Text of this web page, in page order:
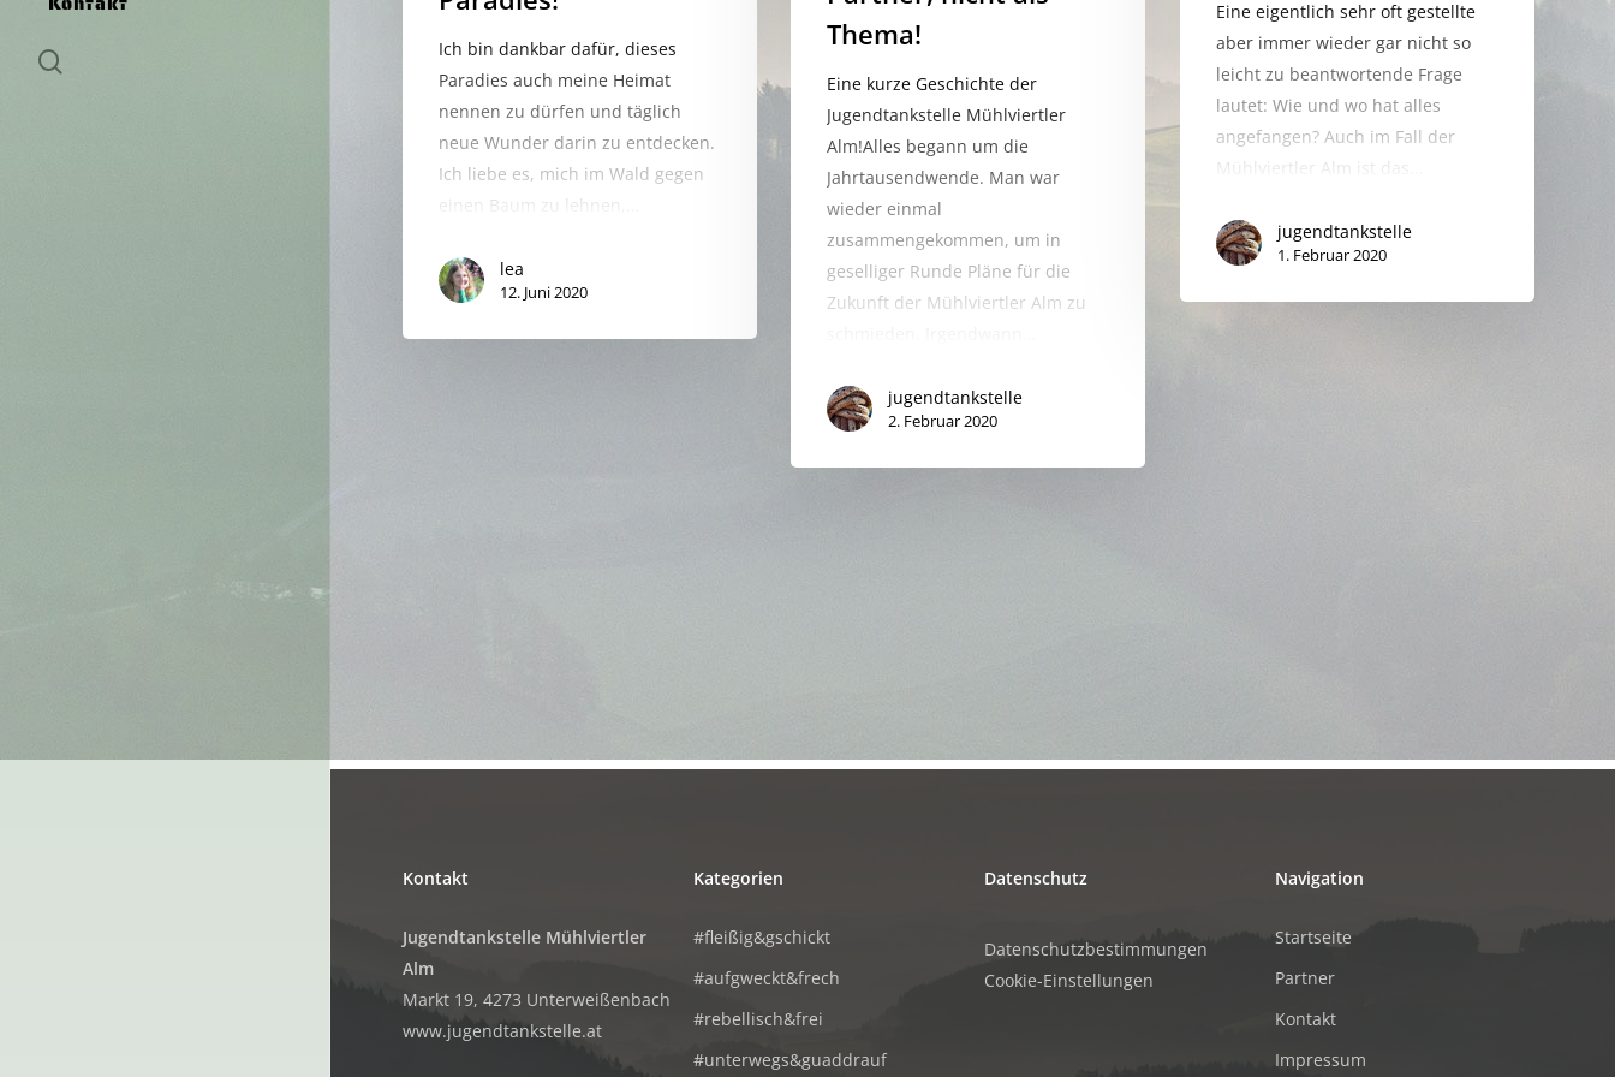
Ich bin dankbar dafür, dieses
Paradies auch meine Heimat
nennen zu dürfen und täglich
neue Wunder darin zu entdecken.
Ich liebe es, mich im Wald gegen
einen Baum zu lehnen,…
lea
12. Juni 2020
Thema!
Eine kurze Geschichte der
Jugendtankstelle Mühlviertler
Alm!Alles begann um die
Jahrtausendwende. Man war
wieder einmal
zusammengekommen, um in
geselliger Runde Pläne für die
Zukunft der Mühlviertler Alm zu
jugendtankstelle
2. Februar 2020
Eine eigentlich sehr oft gestellte
aber immer wieder gar nicht so
leicht zu beantwortende Frage
lautet: Wie und wo hat alles
angefangen? Auch im Fall der
Mühlviertler Alm ist das…
jugendtankstelle
1. Februar 2020
Kontakt
Jugendtankstelle Mühlviertler
Alm
Markt 19, 4273 Unterweißenbach
www.jugendtankstelle.at
Kategorien
#fleißig&gschickt
#aufgweckt&frech
#rebellisch&frei
#unterwegs&guaddrauf
Datenschutz
Datenschutzbestimmungen
Cookie-Einstellungen
Navigation
Startseite
Partner
Kontakt
Impressum